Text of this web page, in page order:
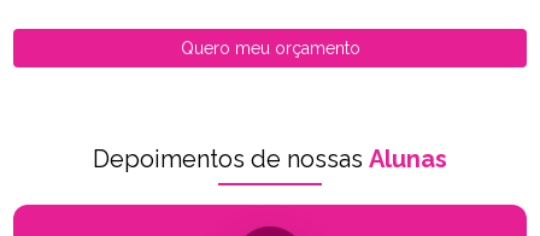
Quero meu orçamento
Depoimentos de nossas Alunas